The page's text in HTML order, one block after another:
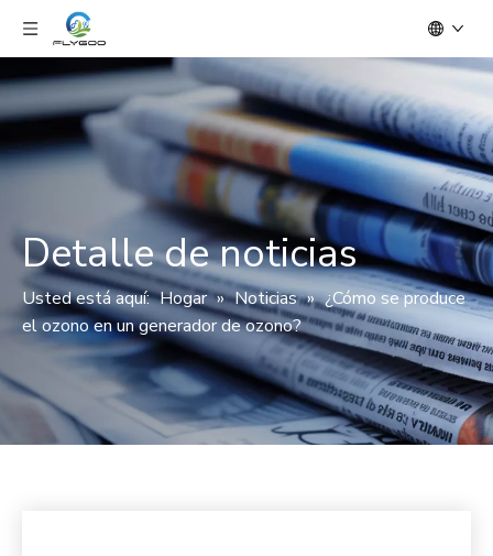
Detalle de noticias
Usted está aquí: Hogar » Noticias » ¿Cómo se produce
el ozono en un generador de ozono?